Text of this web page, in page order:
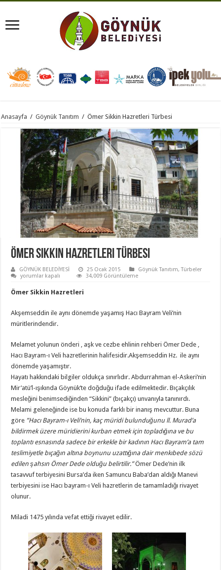
Anasayfa / Göynük Tanıtım / Ömer Sikkin Hazretleri Türbesi
Ömer Sikkin Hazretleri Türbesi
GÖYNÜK BELEDİYESİ 25 Ocak 2015 Göynük Tanıtım,Türbeler
Ömer
Hazretleri
Türbesi
yorumlar kapalı 34,009 Görüntüleme
Ömer Sikkin Hazretleri
Akşemseddin ile aynı dönemde yaşamış Hacı Bayram Veli’nin
müritlerindendir.
Melamet yolunun önderi , aşk ve cezbe ehlinin rehberi Ömer Dede ,
Hacı Bayram-ı Veli hazretlerinin halifesidir.Akşemseddin Hz. ile aynı
dönemde yaşamıştır.
Hayatı hakkındaki bilgiler oldukça sınır­lıdır. Abdurrahman el-Askeri’nin
Mir’atü’l-ışıkında Göynük’te doğduğu ifade edilmektedir. Bıçakçılık
mesleğini benimsediğinden “Sikkini” (bıçakçı) unvanıyla tanın­ırdı.
Melami geleneğinde ise bu konuda farklı bir inanış mevcuttur. Buna
göre ”Hacı Bayram-ı Veli’nin, kaç müridi bulunduğunu ll. Murad’a
bildirmek üzere müridierini kurban etmek için topladığına ve bu
toplantı esnasında sadece bir erkekle bir kadının Hacı Bayram’a tam
teslimiyetle bıçağın altına boynunu uzattığına dair menkıbede sözü
edilen şahsın Ömer Dede olduğu belirtilir.”Ömer Dede’nin ilk
tasavvuf terbiyesini Bursa’da iken Samuncu Baba’dan aldığı Manevi
terbiyesini ise Hacı bayram-ı Veli hazretlerin de tamamladığı rivayet
olunur.
Miladi 1475 yılında vefat ettiği rivayet edilir.